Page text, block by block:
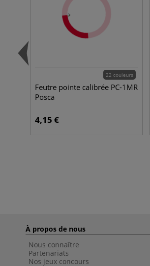
22 couleurs
Feutre pointe calibrée PC-1MR
Posca
4,15 €
À propos de nous
Nous connaître
Partenariats
Nos jeux concours